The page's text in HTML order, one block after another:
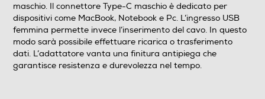
maschio. Il connettore Type-C maschio è dedicato per
dispositivi come MacBook, Notebook e Pc. L’ingresso USB
femmina permette invece l’inserimento del cavo. In questo
modo sarà possibile effettuare ricarica o trasferimento
dati. L’adattatore vanta una finitura antipiega che
garantisce resistenza e durevolezza nel tempo.